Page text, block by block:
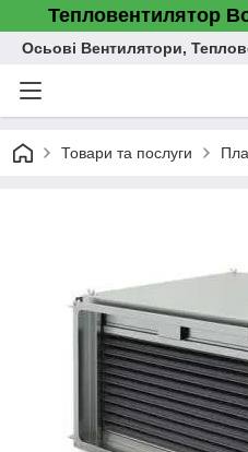
Тепловентилятор
Осьові Вентилятори,
Товари та послуги